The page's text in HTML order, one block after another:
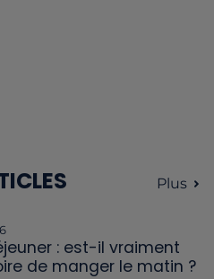
Plus
: est-il vraiment
de manger le matin ?